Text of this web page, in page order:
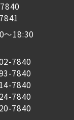
～18:30
7840
7840
7840
7840
7840